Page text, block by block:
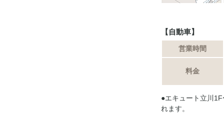
【自動車】
営業時間
料金
●エキュート立川
れます。